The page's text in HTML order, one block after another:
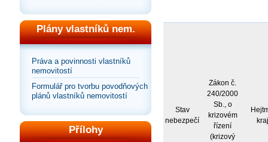
Plány vlastníků nem.
Práva a povinnosti vlastníků
nemovitostí
Formulář pro tvorbu povodňových
plánů vlastníků nemovitostí
Přílohy
Stav
nebezpečí
Zákon č.
240/2000
Sb., o
krizovém
řízení
(krizový